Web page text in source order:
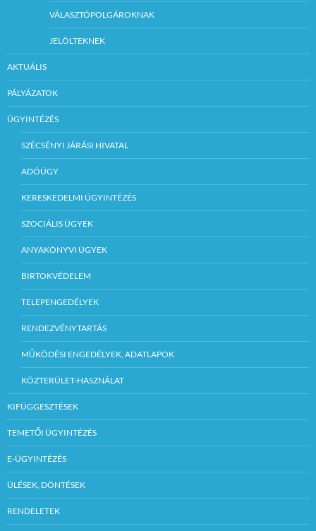
VÁLASZTÓPOLGÁROKNAK
JELÖLTEKNEK
AKTUÁLIS
PÁLYÁZATOK
ÜGYINTÉZÉS
SZÉCSÉNYI JÁRÁSI HIVATAL
ADÓÜGY
KERESKEDELMI ÜGYINTÉZÉS
SZOCIÁLIS ÜGYEK
ANYAKÖNYVI ÜGYEK
BIRTOKVÉDELEM
TELEPENGEDÉLYEK
RENDEZVÉNYTARTÁS
MŰKÖDÉSI ENGEDÉLYEK, ADATLAPOK
KÖZTERÜLET-HASZNÁLAT
KIFÜGGESZTÉSEK
TEMETŐI ÜGYINTÉZÉS
E-ÜGYINTÉZÉS
ÜLÉSEK, DÖNTÉSEK
RENDELETEK